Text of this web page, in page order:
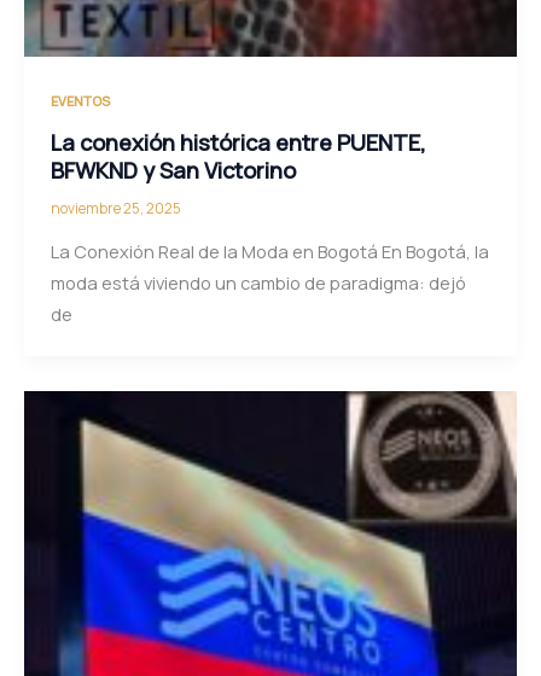
EVENTOS
La conexión histórica entre PUENTE,
BFWKND y San Victorino
noviembre 25, 2025
La Conexión Real de la Moda en Bogotá En Bogotá, la
moda está viviendo un cambio de paradigma: dejó
de